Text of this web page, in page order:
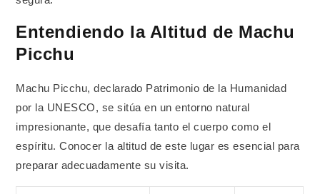
Entendiendo la Altitud de Machu
Picchu
Machu Picchu, declarado Patrimonio de la Humanidad
por la UNESCO, se sitúa en un entorno natural
impresionante, que desafía tanto el cuerpo como el
espíritu. Conocer la altitud de este lugar es esencial para
preparar adecuadamente su visita.